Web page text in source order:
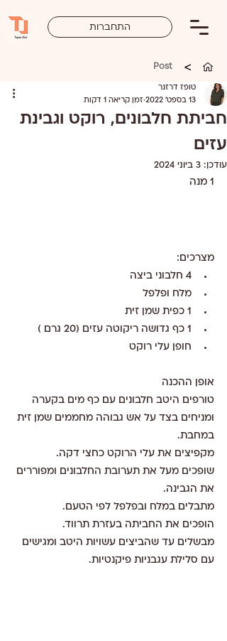
התחברות
>
Post
חביתת חלבונים, רוקט וגבינת
עזים
טופז דרזנר
13 בספט׳ 2022
זמן קריאה 1 דקות
עודכן: 3 ביוני 2024
1 מנה
מצרכים:
4 חלבוני ביצה
מלח ופלפל
1 כפית שמן זית
1 כף גדושה ריקוטה עזים (20 גרם )
חופן עלי רוקט
אופן ההכנה
טורפים היטב חלבונים עם כף מים בקערה
ומניחים בצד על אש גבוהה מחממים שמן זית
במחבת.
מקפיצים את עלי הרוקט כחצי דקה.
שופכים מעל את תערובת החלבונים ומפוררים
את הגבינה.
מתבלים במלח ובפלפל לפי הטעם.
הופכים את החביתה בעזרת תרווד.
מבשלים עד שהביצים עשויות היטב ומגישים
עם סלילת עגבניות פיקנטיות.